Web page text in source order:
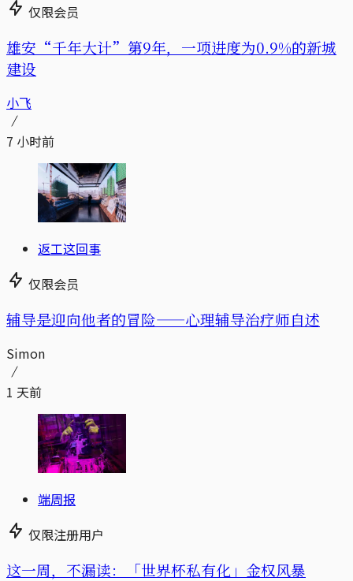
仅限会员
雄安“千年大计”第9年，一项进度为0.9%的新城
建设
小飞
7 小时前
返工这回事
仅限会员
辅导是迎向他者的冒险——心理辅导治疗师自述
Simon
1 天前
端周报
仅限注册用户
这一周，不漏读：「世界杯私有化」金权风暴